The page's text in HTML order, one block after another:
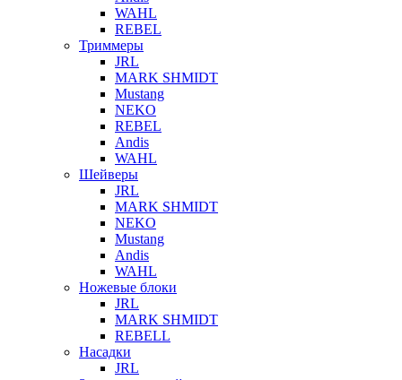
WAHL
REBEL
Триммеры
JRL
MARK SHMIDT
Mustang
NEKO
REBEL
Andis
WAHL
Шейверы
JRL
MARK SHMIDT
NEKO
Mustang
Andis
WAHL
Ножевые блоки
JRL
MARK SHMIDT
REBELL
Насадки
JRL